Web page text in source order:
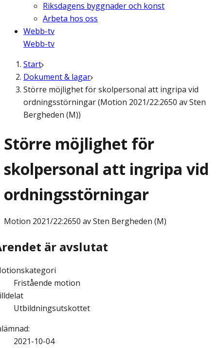
Riksdagens byggnader och konst
Arbeta hos oss
Webb-tv
Webb-tv
Start
Dokument & lagar
Större möjlighet för skolpersonal att ingripa vid
ordningsstörningar (Motion 2021/22:2650 av Sten
Bergheden (M))
Större möjlighet för
skolpersonal att ingripa vid
ordningsstörningar
Motion 2021/22:2650 av Sten Bergheden (M)
är avslutat
Fristående motion
Utbildningsutskottet
:
2021-10-04